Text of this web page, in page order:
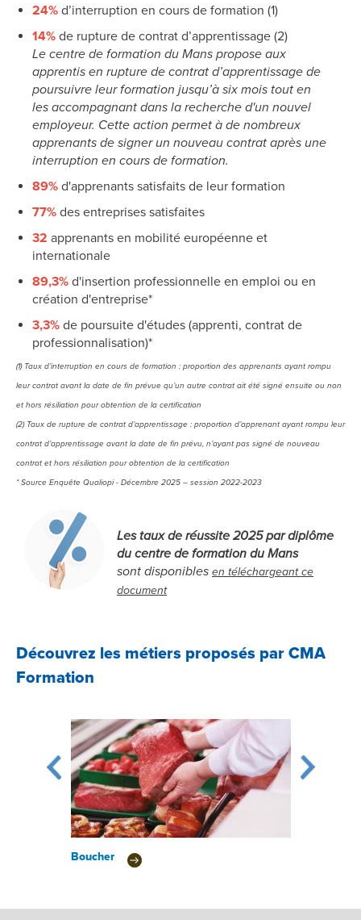
24% d’interruption en cours de formation (1)
14% de rupture de contrat d’apprentissage (2)
Le centre de formation du Mans propose aux
apprentis en rupture de contrat d’apprentissage de
poursuivre leur formation jusqu’à six mois tout en
les accompagnant dans la recherche d'un nouvel
employeur. Cette action permet à de nombreux
apprenants de signer un nouveau contrat après une
interruption en cours de formation.
89% d'apprenants satisfaits de leur formation
77% des entreprises satisfaites
32 apprenants en mobilité européenne et
internationale
89,3% d'insertion professionnelle en emploi ou en
création d'entreprise*
3,3% de poursuite d'études (apprenti, contrat de
professionnalisation)*
(1) Taux d’interruption en cours de formation : proportion des apprenants ayant rompu
leur contrat avant la date de fin prévue qu’un autre contrat ait été signé ensuite ou non
et hors résiliation pour obtention de la certification
(2) Taux de rupture de contrat d’apprentissage : proportion d’apprenant ayant rompu leur
contrat d’apprentissage avant la date de fin prévu, n’ayant pas signé de nouveau
contrat et hors résiliation pour obtention de la certification
* Source Enquête Qualiopi - Décembre 2025 – session 2022-2023
Les taux de réussite 2025 par diplôme
du centre de formation du Mans
sont disponibles en téléchargeant ce
document
Découvrez les métiers proposés par CMA
Formation
Boucher